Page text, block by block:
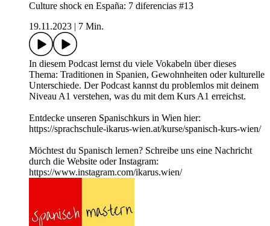
Culture shock en España: 7 diferencias #13
19.11.2023
7 Min.
In diesem Podcast lernst du viele Vokabeln über dieses
Thema: Traditionen in Spanien, Gewohnheiten oder kulturelle
Unterschiede. Der Podcast kannst du problemlos mit deinem
Niveau A1 verstehen, was du mit dem Kurs A1 erreichst.
Entdecke unseren Spanischkurs in Wien hier:
https://sprachschule-ikarus-wien.at/kurse/spanisch-kurs-wien/
Möchtest du Spanisch lernen? Schreibe uns eine Nachricht
durch die Website oder Instagram:
https://www.instagram.com/ikarus.wien/